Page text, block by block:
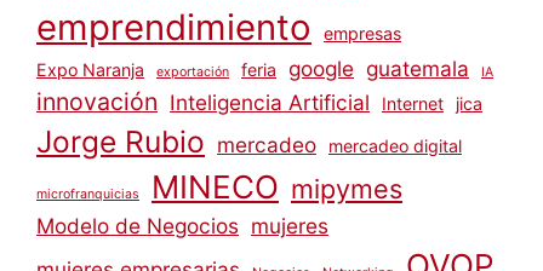
emprendimiento
empresas
Expo Naranja
exportación feria google guatemala IA
innovación Inteligencia Artificial Internet jica
Jorge Rubio mercadeo mercadeo digital
microfranquicias MINECO mipymes
Modelo de Negocios mujeres